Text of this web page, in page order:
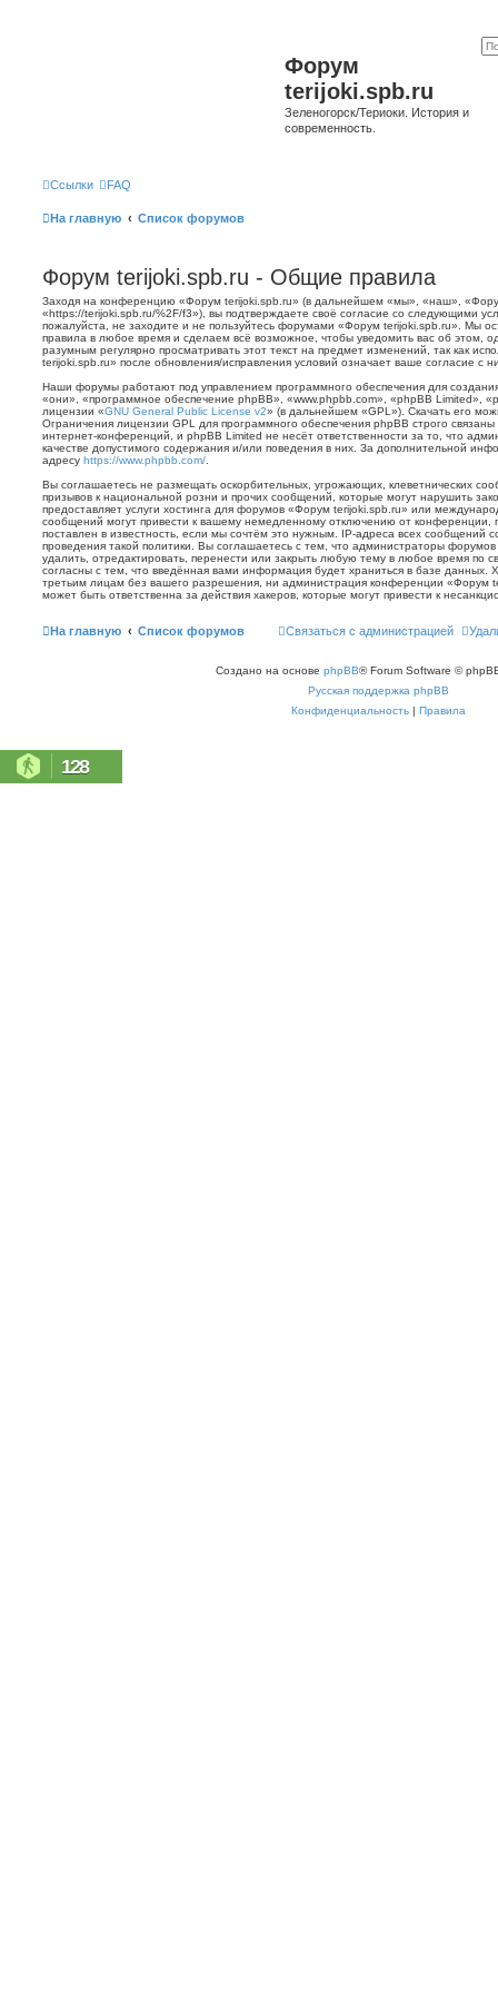
Форум
terijoki.spb.ru
Зеленогорск/Териоки. История и
современность.
Ссылки FAQ
На главную Список форумов
Форум terijoki.spb.ru - Общие правила
Заходя на конференцию «Форум terijoki.spb.ru» (в дальнейшем «мы», «наш»,
«https://terijoki.spb.ru/%2F/f3»), вы подтверждаете своё согласие со следующими
пожалуйста, не заходите и не пользуйтесь форумами «Форум terijoki.spb.ru». Мы
правила в любое время и сделаем всё возможное, чтобы уведомить вас об этом,
разумным регулярно просматривать этот текст на предмет изменений, так как
terijoki.spb.ru» после обновления/исправления условий означает ваше согласие с
Наши форумы работают под управлением программного обеспечения для
«они», «программное обеспечение phpBB», «www.phpbb.com», «phpBB Limited»,
лицензии «GNU General Public License v2» (в дальнейшем «GPL»). Скачать его
Ограничения лицензии GPL для программного обеспечения phpBB строго
интернет-конференций, и phpBB Limited не несёт ответственности за то, что
качестве допустимого содержания и/или поведения в них. За дополнительной
адресу https://www.phpbb.com/
Вы соглашаетесь не размещать оскорбительных, угрожающих, клеветнических
призывов к национальной розни и прочих сообщений, которые могут нарушить
предоставляет услуги хостинга для форумов «Форум terijoki.spb.ru» или
сообщений могут привести к вашему немедленному отключению от конференции,
поставлен в известность, если мы сочтём это нужным. IP-адреса всех сообщений
проведения такой политики. Вы соглашаетесь с тем, что администраторы
удалить, отредактировать, перенести или закрыть любую тему в любое время по
согласны с тем, что введённая вами информация будет храниться в базе данных.
третьим лицам без вашего разрешения, ни администрация конференции «Форум
может быть ответственна за действия хакеров, которые могут привести к
На главную Список форумов Связаться с администрацией
Создано на основе phpBB® Forum Software ©
Русская поддержка phpBB
Конфиденциальность | Правила
128